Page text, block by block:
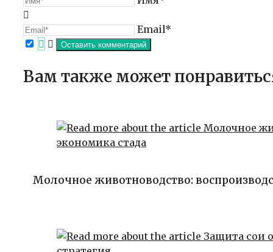
Email*
Вам также может
Молочное животноводство: